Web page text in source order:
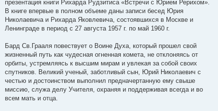
презентация книги Рихарда Рудзитиса «Встречи с Юрием Рерихом».
В книге впервые в полном объеме даны записи бесед Юрия
Николаевича и Рихарда Яковлевича, состоявшихся в Москве и
Ленинграде в период с 27 августа 1957 г. по май 1960 г.
Бард Св.Грааля повествует о Воине Духа, который прошел свой
жизненный путь как чудесная огненная комета, не отклоняясь от
орбиты, устремляясь к высшим мирам и увлекая за собой своих
спутников. Великий ученый, заботливый сын, Юрий Николаевич с
честью и достоинством выполнил предначертанную ему свыше
миссию, служа делу Учителя, охраняя и поддерживая всегда и во
всем мать и отца.